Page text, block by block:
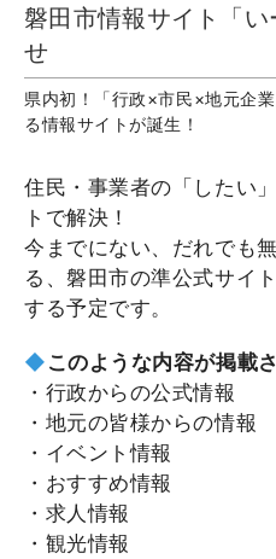
磐田市情報サイト「
せ
県内初！「行政×市民×地元企
る情報サイトが誕生！
住民・事業者の「したい
トで解決！
今までにない、だれでも
る、磐田市の準公式サイ
する予定です。
◆ このような内容が掲載
・行政からの公式情報
・地元の皆様からの情報
・イベント情報
・おすすめ情報
・求人情報
・観光情報